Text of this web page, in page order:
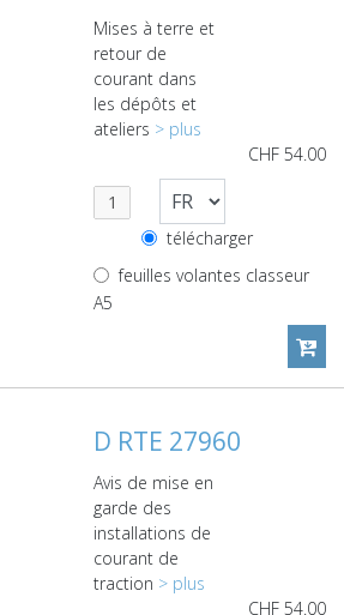
Mises à terre et
retour de
courant dans
les dépôts et
ateliers > plus
CHF 54.00
télécharger
feuilles volantes classeur
A5
D RTE 27960
Avis de mise en
garde des
installations de
courant de
traction > plus
CHF 54.00